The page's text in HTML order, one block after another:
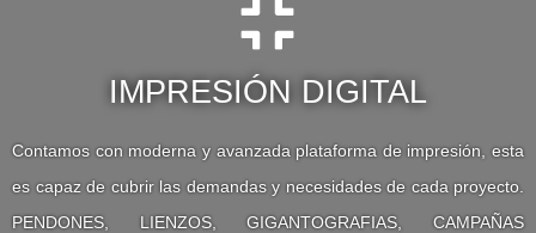
IMPRESIÓN DIGITAL
Contamos con moderna y avanzada plataforma de impresión, esta
es capaz de cubrir las demandas y necesidades de cada proyecto.
PENDONES, LIENZOS, GIGANTOGRAFIAS, CAMPAÑAS